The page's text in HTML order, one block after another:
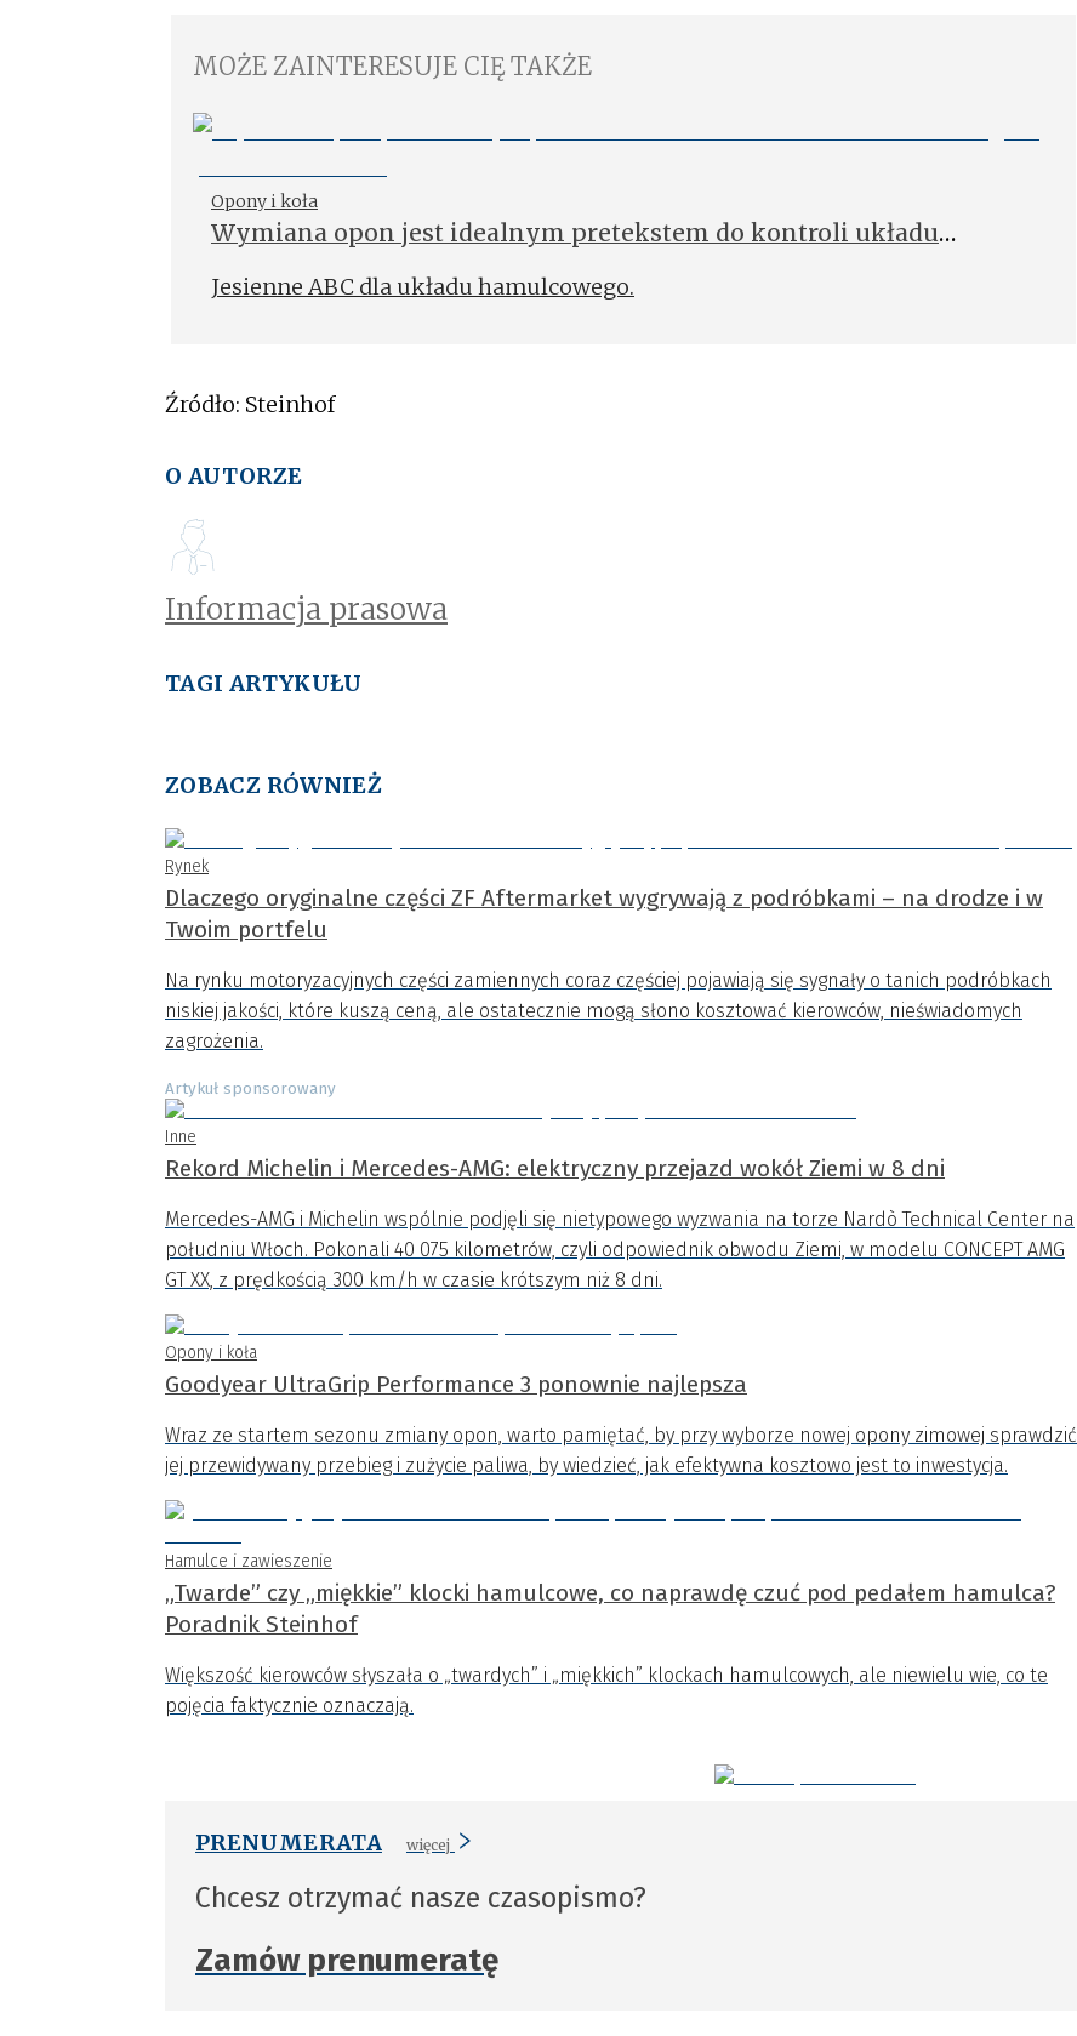
MOŻE ZAINTERESUJE CIĘ TAKŻE
Opony i koła
Wymiana opon jest idealnym pretekstem do kontroli układu
Jesienne ABC dla układu hamulcowego.
Źródło: Steinhof
O AUTORZE
Informacja prasowa
TAGI ARTYKUŁU
ZOBACZ RÓWNIEŻ
Rynek
Dlaczego oryginalne części ZF Aftermarket wygrywają z podróbkami – na drodze i w
Twoim portfelu
Na rynku motoryzacyjnych części zamiennych coraz częściej pojawiają się sygnały o tanich podróbkach
niskiej jakości, które kuszą ceną, ale ostatecznie mogą słono kosztować kierowców, nieświadomych
zagrożenia.
Artykuł sponsorowany
Inne
Rekord Michelin i Mercedes-AMG: elektryczny przejazd wokół Ziemi w 8 dni
Mercedes-AMG i Michelin wspólnie podjęli się nietypowego wyzwania na torze Nardò Technical Center na
południu Włoch. Pokonali 40 075 kilometrów, czyli odpowiednik obwodu Ziemi, w modelu CONCEPT AMG
GT XX, z prędkością 300 km/h w czasie krótszym niż 8 dni.
Opony i koła
Goodyear UltraGrip Performance 3 ponownie najlepsza
Wraz ze startem sezonu zmiany opon, warto pamiętać, by przy wyborze nowej opony zimowej sprawdzić
jej przewidywany przebieg i zużycie paliwa, by wiedzieć, jak efektywna kosztowo jest to inwestycja.
Hamulce i zawieszenie
„Twarde” czy „miękkie” klocki hamulcowe, co naprawdę czuć pod pedałem hamulca?
Poradnik Steinhof
Większość kierowców słyszała o „twardych” i „miękkich” klockach hamulcowych, ale niewielu wie, co te
pojęcia faktycznie oznaczają.
PRENUMERATA więcej
Chcesz otrzymać nasze czasopismo?
Zamów prenumeratę